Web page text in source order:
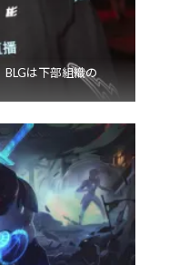
は下部組織の